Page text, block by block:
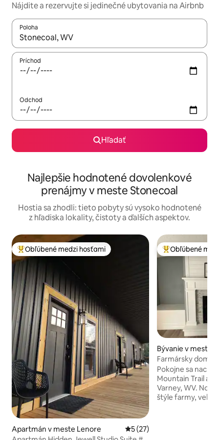
Nájdite a rezervujte si jedinečné ubytovania na Airbnb
Poloha
Keď budú výsledky k dispozícii, môžete si ich prechádzať
Príchod
Odchod
Hľadať
Najlepšie hodnotené dovolenkové
prenájmy v meste Stonecoal
Hostia sa zhodli: tieto pobyty sú vysoko hodnotené
z hľadiska lokality, čistoty a ďalších aspektov.
Najobľúbenejšie medzi hosťami
Obľúbené medzi hosťami
Apartmán v meste Lenore Priemerné ohodnotenie 5
5 (27)
Najobľúbenejšie
Obľúbené
Bývanie v meste
Farmársky dom slečny
HMT Trailhouse
Pokojne sa nachádza medzi
Mountain Trail a
Varney, WV.
štýle farmy, veľmi